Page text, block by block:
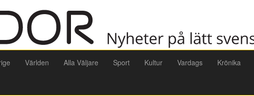
Världen Alla Väljare Sport Kultur Vardags Krönika